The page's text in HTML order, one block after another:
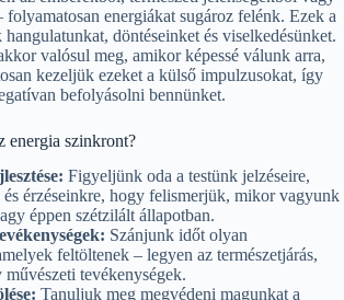
energiákat sugároz felénk. Ezek a
döntéseinket és viselkedésünket.
valósul meg, amikor képessé válunk arra,
kezeljük ezeket a külső impulzusokat, így
befolyásolni bennünket.
energia szinkront?
Figyeljünk oda a testünk jelzéseire,
és érzéseinkre, hogy felismerjük, mikor vagyunk
éppen szétzilált állapotban.
Szánjunk időt olyan
feltöltenek – legyen az természetjárás,
tevékenységek.
Tanuljuk meg megvédeni magunkat a